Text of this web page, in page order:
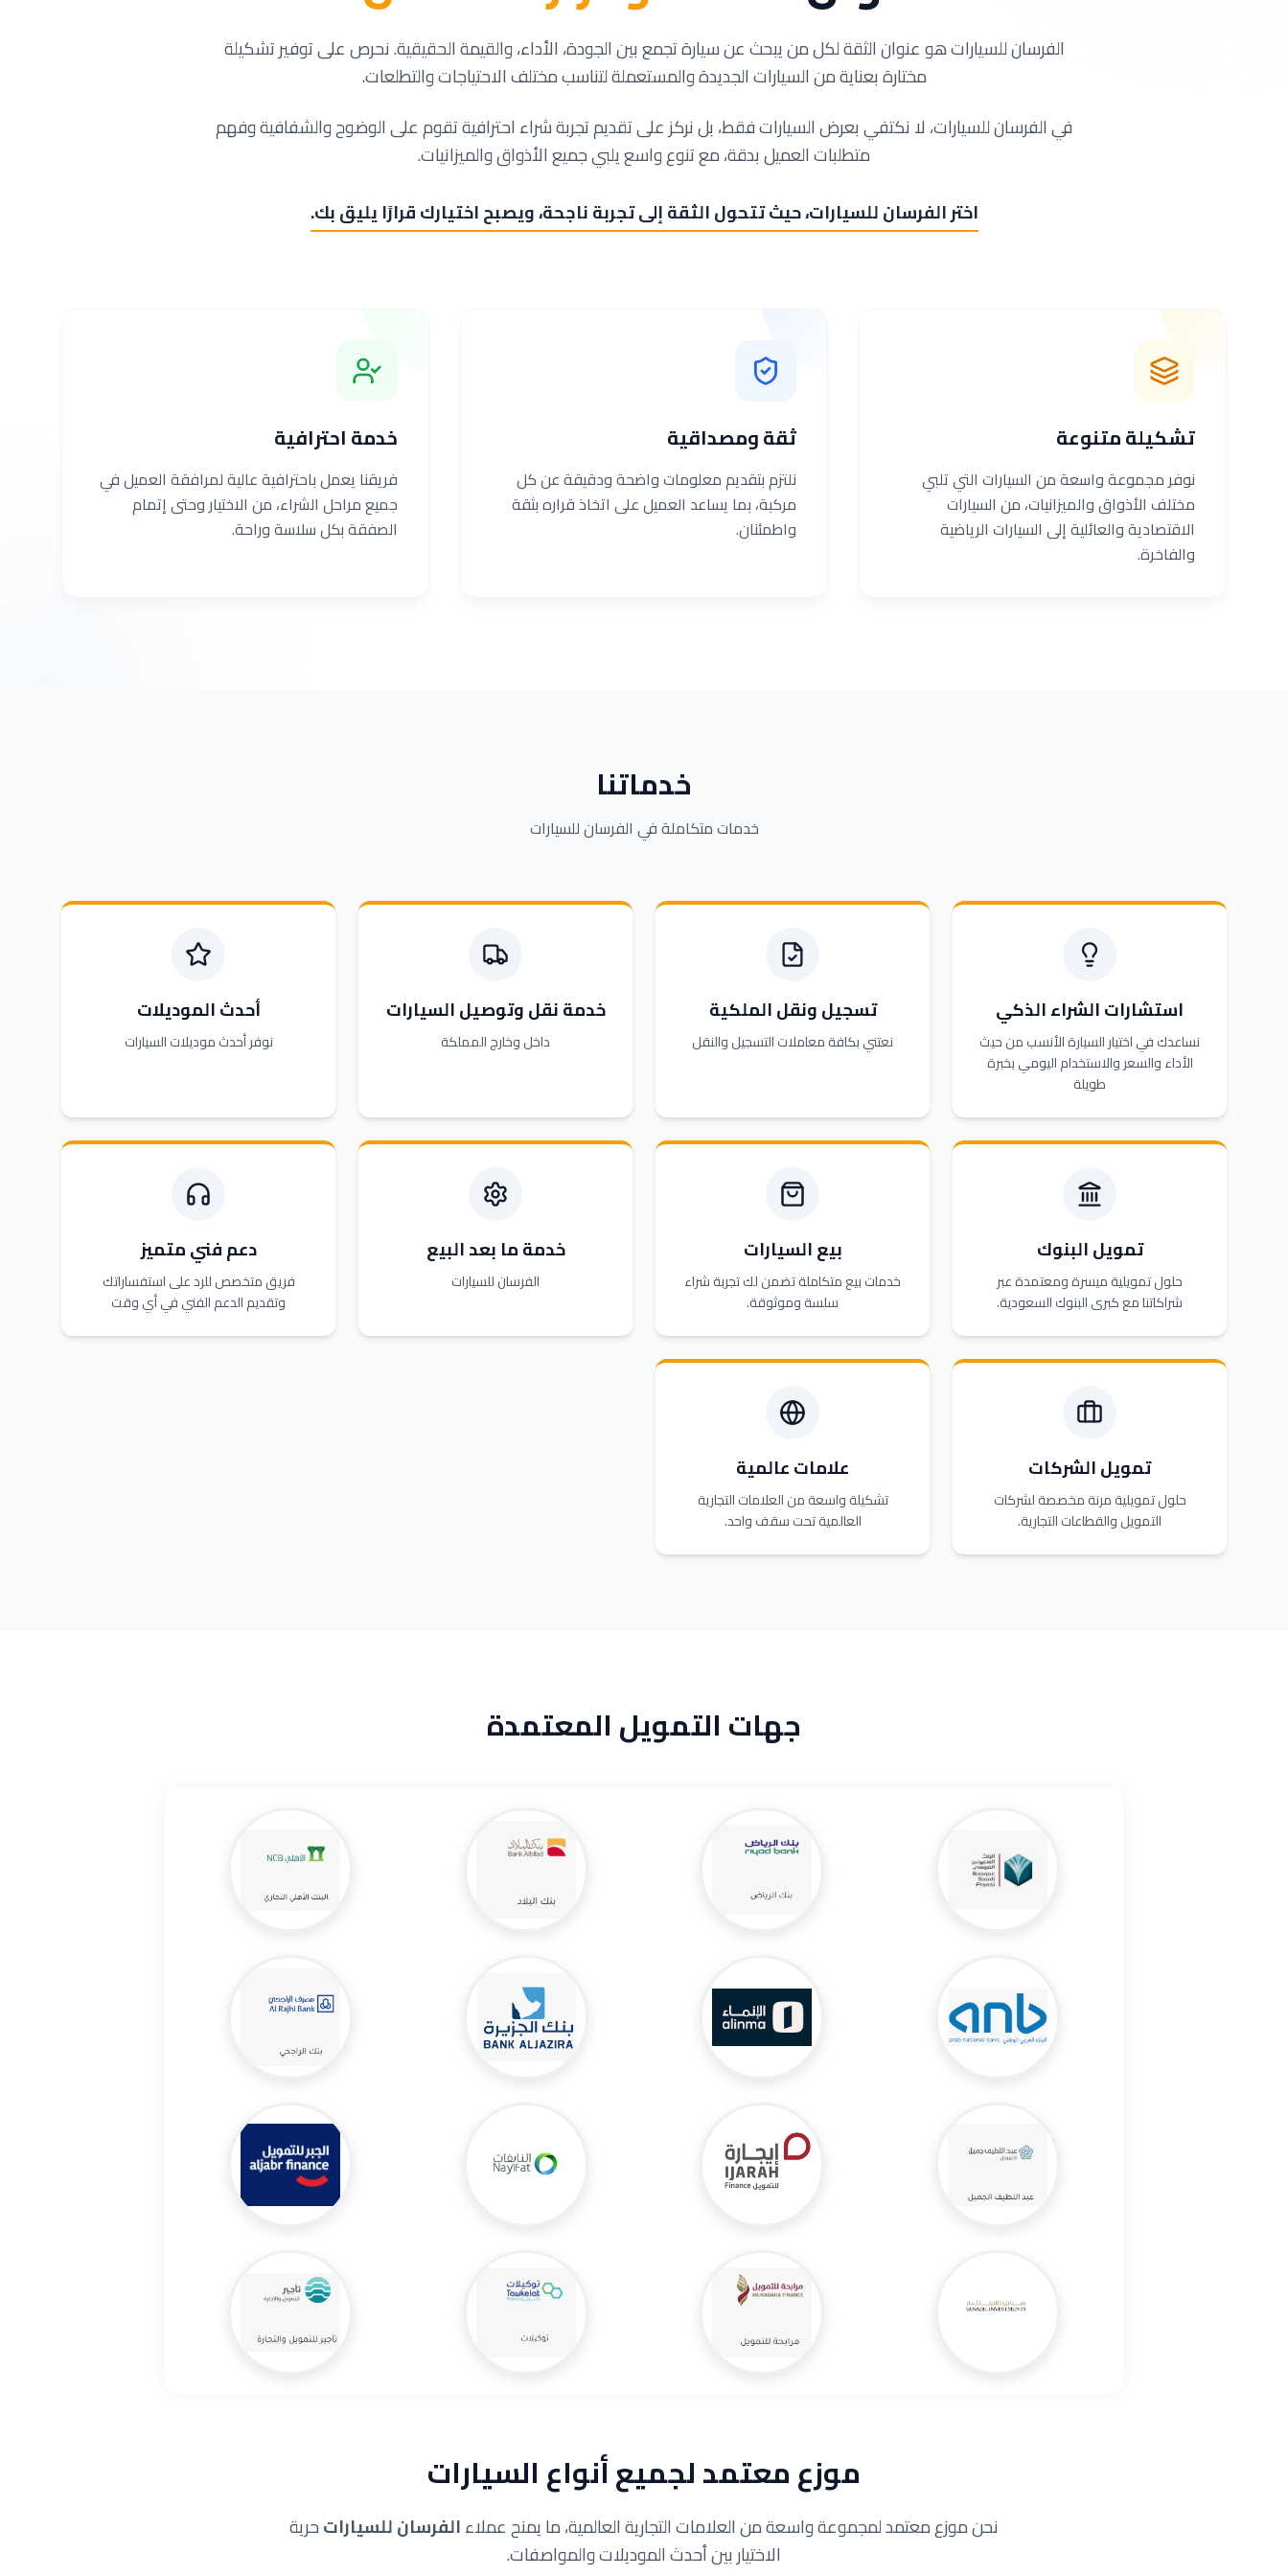
الفرسان للسيارات هو عنوان الثقة لكل من يبحث عن سيارة تجمع بين الجودة، الأداء، والقيمة الحقيقية. نحرص على توفير تشكيلة
مختارة بعناية من السيارات الجديدة والمستعملة لتناسب مختلف الاحتياجات والتطلعات.
في الفرسان للسيارات، لا نكتفي بعرض السيارات فقط، بل نركز على تقديم تجربة شراء احترافية تقوم على الوضوح والشفافية وفهم
متطلبات العميل بدقة، مع تنوع واسع يلبي جميع الأذواق والميزانيات.
اختر الفرسان للسيارات، حيث تتحول الثقة إلى تجربة ناجحة، ويصبح اختيارك قرارًا يليق بك.
تشكيلة متنوعة
نوفر مجموعة واسعة من السيارات التي تلبي
مختلف الأذواق والميزانيات، من السيارات
الاقتصادية والعائلية إلى السيارات الرياضية
والفاخرة.
ثقة ومصداقية
نلتزم بتقديم معلومات واضحة ودقيقة عن كل
مركبة، بما يساعد العميل على اتخاذ قراره بثقة
واطمئنان.
خدمة احترافية
فريقنا يعمل باحترافية عالية لمرافقة العميل في
جميع مراحل الشراء، من الاختيار وحتى إتمام
الصفقة بكل سلاسة وراحة.
خدماتنا
خدمات متكاملة في الفرسان للسيارات
استشارات الشراء الذكي
نساعدك في اختيار السيارة الأنسب من حيث
الأداء والسعر والاستخدام اليومي بخبرة
طويلة
تسجيل ونقل الملكية
نعتني بكافة معاملات التسجيل والنقل
خدمة نقل وتوصيل السيارات
داخل وخارج المملكة
أحدث الموديلات
نوفر أحدث موديلات السيارات
تمويل البنوك
حلول تمويلية ميسرة ومعتمدة عبر
شراكاتنا مع كبرى البنوك السعودية.
بيع السيارات
خدمات بيع متكاملة تضمن لك تجربة شراء
سلسة وموثوقة.
خدمة ما بعد البيع
الفرسان للسيارات
دعم فني متميز
فريق متخصص للرد على استفساراتك
وتقديم الدعم الفني في أي وقت
تمويل الشركات
حلول تمويلية مرنة مخصصة لشركات
التمويل والقطاعات التجارية.
علامات عالمية
تشكيلة واسعة من العلامات التجارية
العالمية تحت سقف واحد.
جهات التمويل المعتمدة
موزع معتمد لجميع أنواع السيارات
نحن موزع معتمد لمجموعة واسعة من العلامات التجارية العالمية، ما يمنح عملاءالفرسان للسياراتحرية
الاختيار بين أحدث الموديلات والمواصفات.